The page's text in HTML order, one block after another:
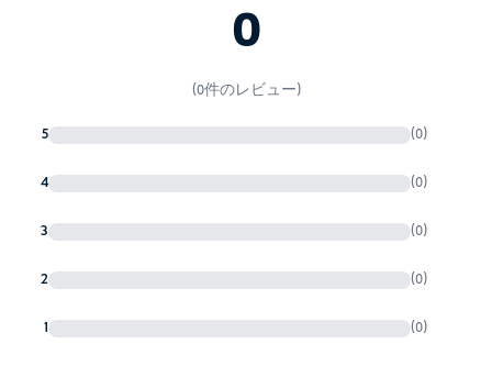
0
(0件のレビュー)
5 (0)
4 (0)
3 (0)
2 (0)
1 (0)